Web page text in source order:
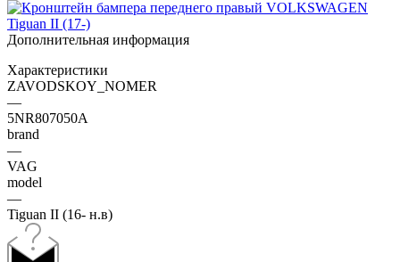
Дополнительная информация
Характеристики
ZAVODSKOY_NOMER
—
5NR807050A
brand
—
VAG
model
—
Tiguan II (16- н.в)